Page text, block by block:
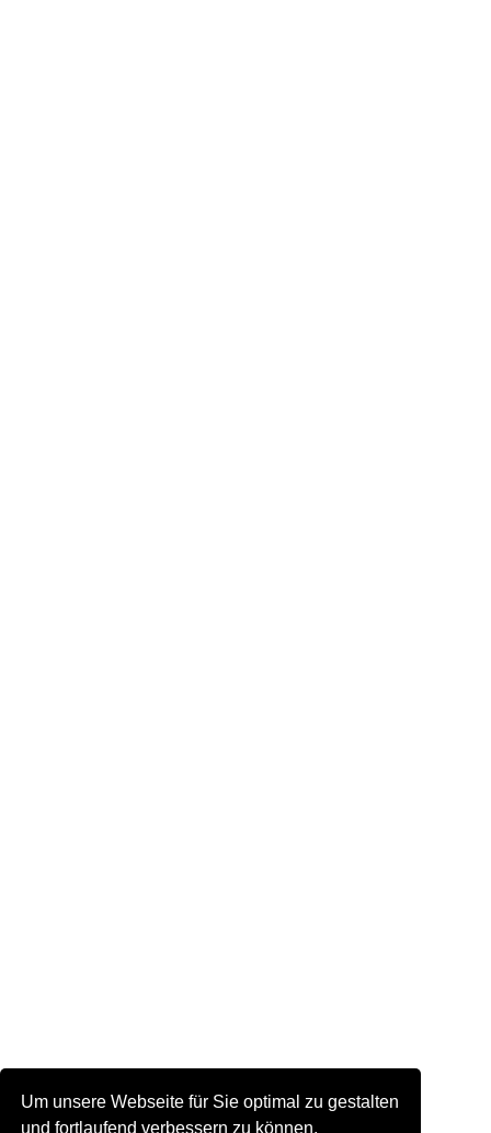
Um unsere Webseite für Sie optimal zu gestalten
und fortlaufend verbessern zu können,